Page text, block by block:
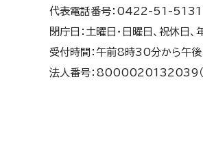
代表電話番号：0422-51-5131
閉庁日：土曜日・日曜日、祝休日
受付時間：午前8時30分から午
法人番号：8000020132039（